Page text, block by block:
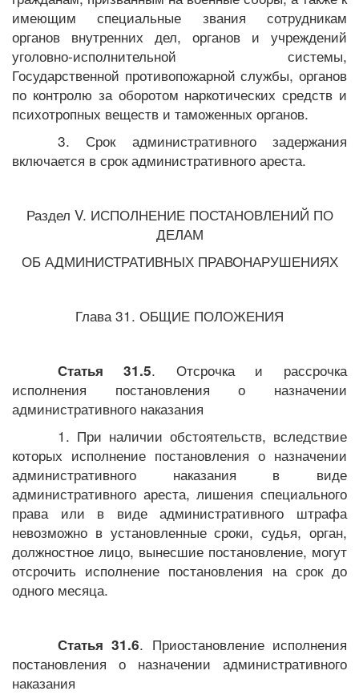
имеющим специальные звания сотрудникам
органов внутренних дел, органов и учреждений
уголовно-исполнительной системы,
Государственной противопожарной службы, органов
по контролю за оборотом наркотических средств и
психотропных веществ и таможенных органов.
3. Срок административного задержания
включается в срок административного ареста.
Раздел V. ИСПОЛНЕНИЕ ПОСТАНОВЛЕНИЙ ПО
ДЕЛАМ
ОБ АДМИНИСТРАТИВНЫХ ПРАВОНАРУШЕНИЯХ
Глава 31. ОБЩИЕ ПОЛОЖЕНИЯ
Статья 31.5. Отсрочка и рассрочка
исполнения постановления о назначении
административного наказания
1. При наличии обстоятельств, вследствие
которых исполнение постановления о назначении
административного наказания в виде
административного ареста, лишения специального
права или в виде административного штрафа
невозможно в установленные сроки, судья, орган,
должностное лицо, вынесшие постановление, могут
отсрочить исполнение постановления на срок до
одного месяца.
Статья 31.6. Приостановление исполнения
постановления о назначении административного
наказания